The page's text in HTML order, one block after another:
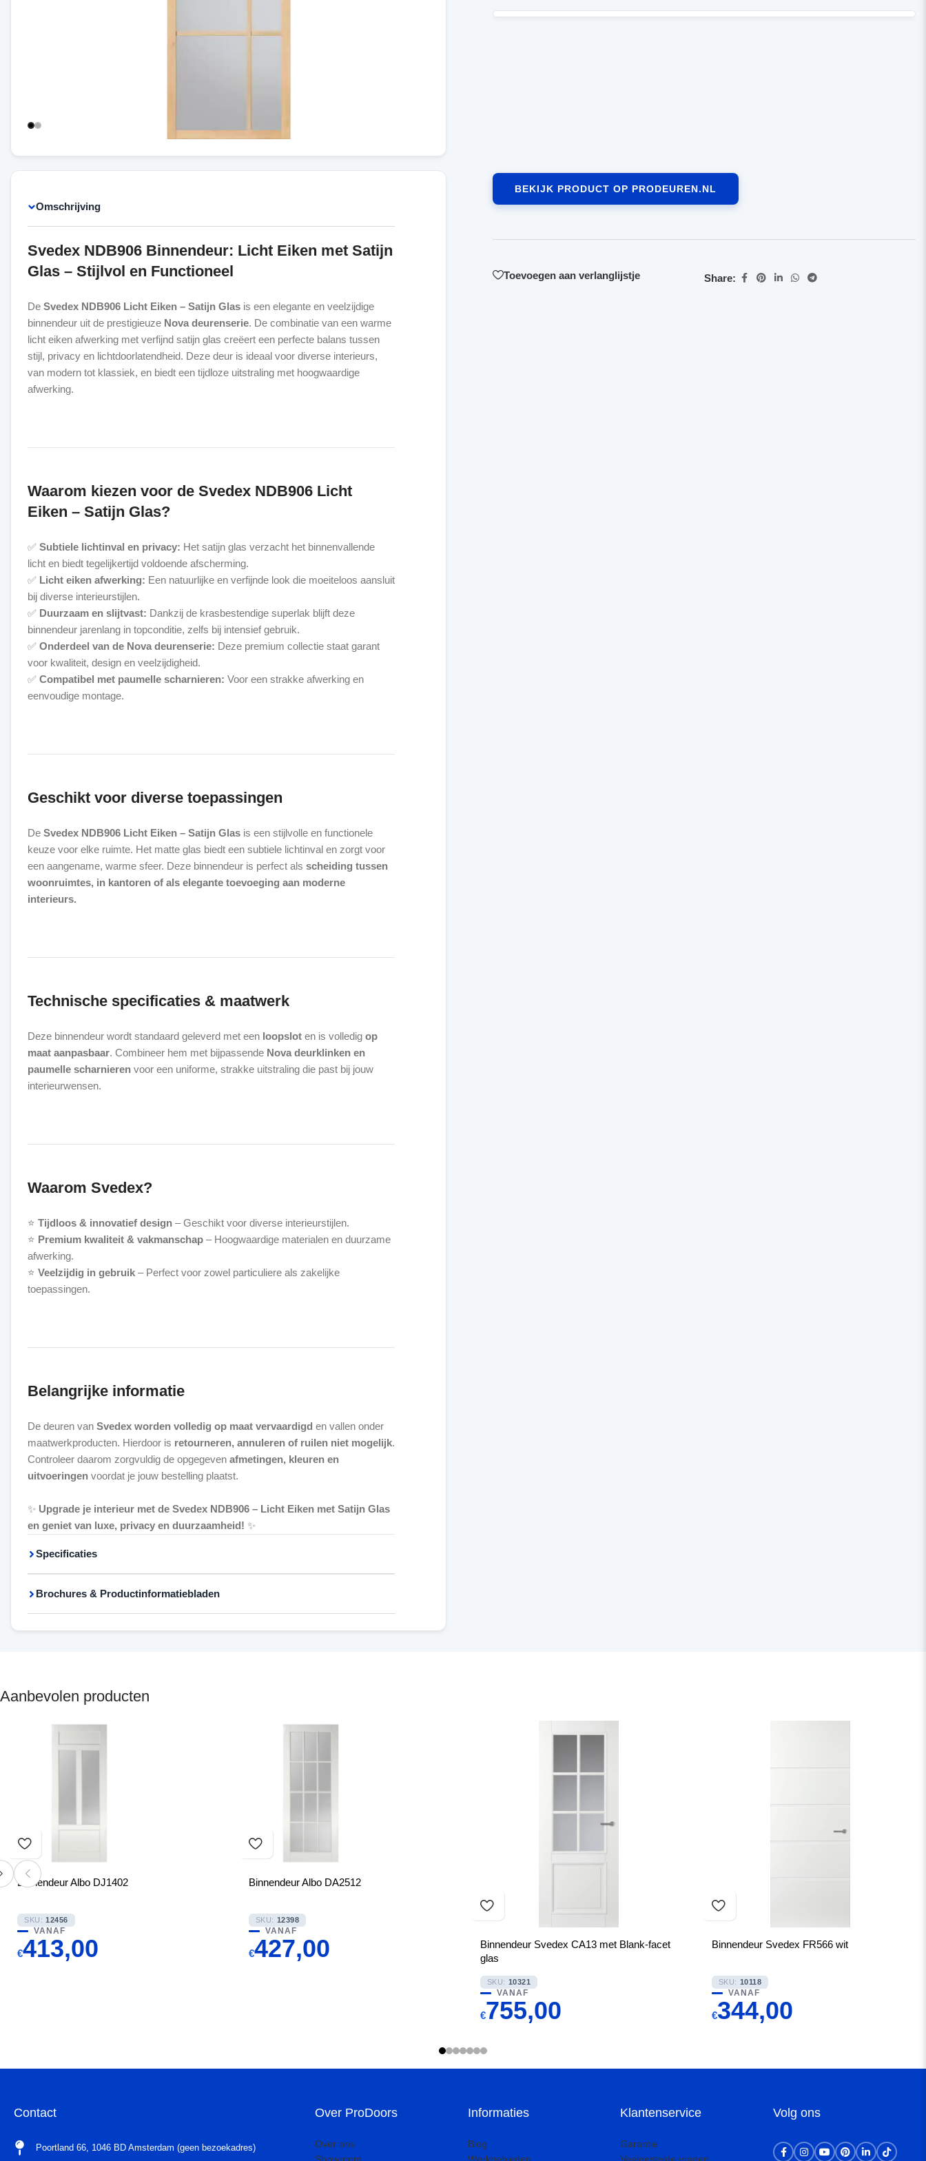
Omschrijving
Svedex NDB906 Binnendeur: Licht Eiken met Satijn
Glas – Stijlvol en Functioneel
De Svedex NDB906 Licht Eiken – Satijn Glas is een elegante en veelzijdige
binnendeur uit de prestigieuze Nova deurenserie. De combinatie van een warme
licht eiken afwerking met verfijnd satijn glas creëert een perfecte balans tussen
stijl, privacy en lichtdoorlatendheid. Deze deur is ideaal voor diverse interieurs,
van modern tot klassiek, en biedt een tijdloze uitstraling met hoogwaardige
afwerking.
Waarom kiezen voor de Svedex NDB906 Licht
Eiken – Satijn Glas?
✅ Subtiele lichtinval en privacy: Het satijn glas verzacht het binnenvallende
licht en biedt tegelijkertijd voldoende afscherming.
✅ Licht eiken afwerking: Een natuurlijke en verfijnde look die moeiteloos aansluit
bij diverse interieurstijlen.
✅ Duurzaam en slijtvast: Dankzij de krasbestendige superlak blijft deze
binnendeur jarenlang in topconditie, zelfs bij intensief gebruik.
✅ Onderdeel van de Nova deurenserie: Deze premium collectie staat garant
voor kwaliteit, design en veelzijdigheid.
✅ Compatibel met paumelle scharnieren: Voor een strakke afwerking en
eenvoudige montage.
Geschikt voor diverse toepassingen
De Svedex NDB906 Licht Eiken – Satijn Glas is een stijlvolle en functionele
keuze voor elke ruimte. Het matte glas biedt een subtiele lichtinval en zorgt voor
een aangename, warme sfeer. Deze binnendeur is perfect als scheiding tussen
woonruimtes, in kantoren of als elegante toevoeging aan moderne
interieurs.
Technische specificaties & maatwerk
Deze binnendeur wordt standaard geleverd met een loopslot en is volledig op
maat aanpasbaar. Combineer hem met bijpassende Nova deurklinken en
paumelle scharnieren voor een uniforme, strakke uitstraling die past bij jouw
interieurwensen.
Waarom Svedex?
⭐ Tijdloos & innovatief design – Geschikt voor diverse interieurstijlen.
⭐ Premium kwaliteit & vakmanschap – Hoogwaardige materialen en duurzame
afwerking.
⭐ Veelzijdig in gebruik – Perfect voor zowel particuliere als zakelijke
toepassingen.
Belangrijke informatie
De deuren van Svedex worden volledig op maat vervaardigd en vallen onder
maatwerkproducten. Hierdoor is retourneren, annuleren of ruilen niet mogelijk.
Controleer daarom zorgvuldig de opgegeven afmetingen, kleuren en
uitvoeringen voordat je jouw bestelling plaatst.
✨ Upgrade je interieur met de Svedex NDB906 – Licht Eiken met Satijn Glas
en geniet van luxe, privacy en duurzaamheid! ✨
Specificaties
Brochures & Productinformatiebladen
BEKIJK PRODUCT OP PRODEUREN.NL
Toevoegen aan verlanglijstje Share:
Aanbevolen producten
Binnendeur Albo DJ1402
SKU: 12456
VANAF
€413,00
Binnendeur Albo DA2512
SKU: 12398
VANAF
€427,00
Binnendeur Svedex CA13 met Blank-facet
glas
SKU: 10321
VANAF
€755,00
Binnendeur Svedex FR566 wit
SKU: 10118
VANAF
€344,00
Contact
Poortland 66, 1046 BD Amsterdam (geen bezoekadres)
Over ProDoors
Over ons
Informaties
Blog
Klantenservice
Garantie
Volg ons